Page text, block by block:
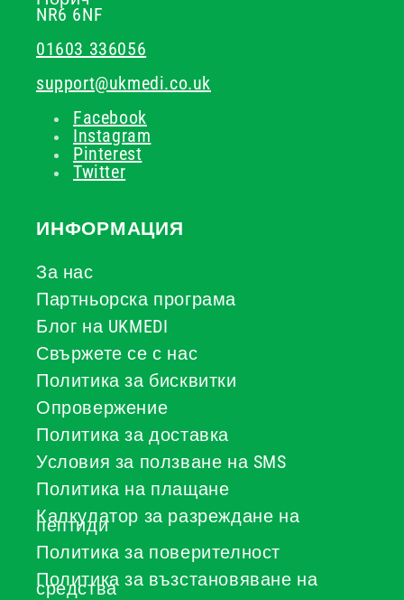
NR6 6NF
01603 336056
support@ukmedi.co.uk
Facebook
Instagram
Pinterest
Twitter
ИНФОРМАЦИЯ
За нас
Партньорска програма
Блог на UKMEDI
Свържете се с нас
Политика за бисквитки
Опровержение
Политика за доставка
Условия за ползване на SMS
Политика на плащане
Калкулатор за разреждане на
пептиди
Политика за поверителност
Политика за възстановяване на
средства